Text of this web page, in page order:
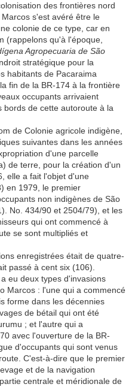
des frontières nord
s'est avéré être le
colonie de ce type, car en
(rappelons qu'à l'époque,
Agropecuaria de São
stratégique pour la
habitants de Pacaraima
fin de la BR-174 à la frontière
occupants arrivaient
bords de cette autoroute à la
de Colonie agricole indigène,
suivantes dans les années
d'une parcelle
de terre, pour la création d'un
elle a fait l'objet d'une
en 1979, le premier
non indigènes de São
No. 434/90 et 2504/79), et les
qui ont commencé à
se sont multipliés et
enregistrées était de quatre-
passé à cent six (106).
eu deux types d'invasions
Marcos : l'une qui a commencé
forme dans les décennies
de bétail qui ont été
; et l'autre qui a
avec l'ouverture de la BR-
d'occupants qui sont venus
C'est-à-dire que le premier
et de la navigation
centrale et méridionale de